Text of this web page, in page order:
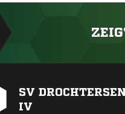
SV
IV